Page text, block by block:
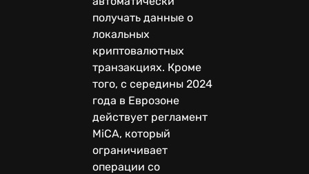
получать данные о
локальных
криптовалютных
транзакциях. Кроме
того, с середины 2024
года в Еврозоне
действует регламент
MiCA, который
ограничивает
операции со